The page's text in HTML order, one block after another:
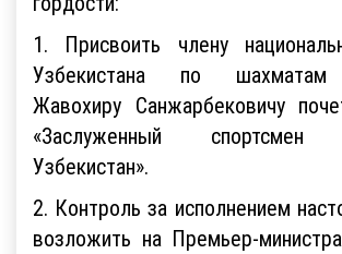
1. Присвоить члену
Узбекистана по шахматам
Жавохиру Санжарбековичу
«Заслуженный спортсмен
Узбекистан».
2. Контроль за исполнением
возложить на Премьер-